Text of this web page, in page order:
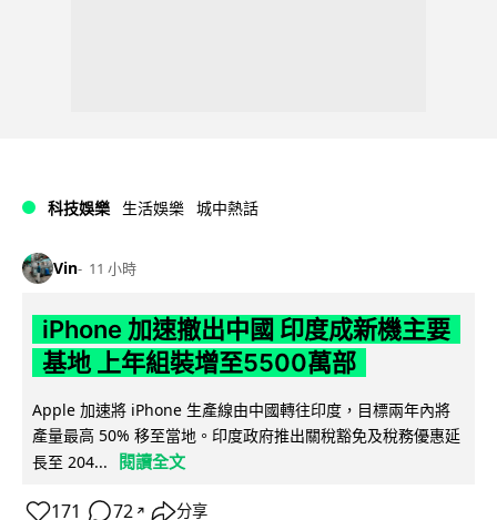
科技娛樂 生活娛樂 城中熱話
Vin 11 小時
iPhone 加速撤出中國 印度成新機主要
基地 上年組裝增至5500萬部
Apple 加速將 iPhone 生產線由中國轉往印度，目標兩年內將
產量最高 50% 移至當地。印度政府推出關稅豁免及稅務優惠延
長至 204...
閱讀全文
171 72 ↗ 分享